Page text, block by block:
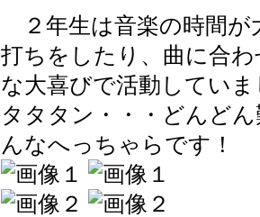
２年生は音楽の時間が
打ちをしたり、曲に合
な大喜びで活動してい
タタタン・・・どんど
んなへっちゃらです！